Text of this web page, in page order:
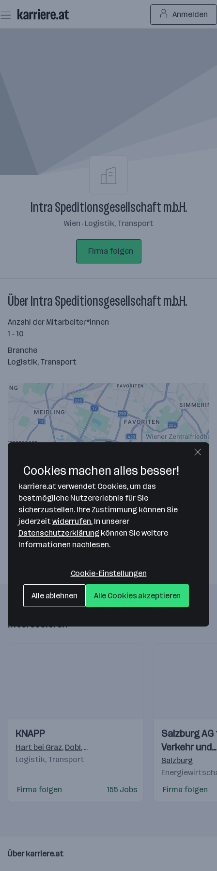
Seiteninhalt
springen
Anmelden
Intra Speditionsgesellschaft m.b.H.
Wien · Logistik, Transport
Firma folgen
Über Intra Speditionsgesellschaft m.b.H.
Anzahl der Mitarbeiter*innen
1 - 10
Branche
Logistik, Transport
Map data ©2026 Google
Intra Speditionsgesellschaft m.b.H.
Deuschstraße 5B
1230 Wien— Route berechnen
Folgende Firmen könnten dich auch
interessieren
Videos
Einblicke
Einblicke
KNAPP
Hart bei Graz, Dobl, Raaba-Grambach
Logistik, Transport
Firma folgen 155 Jobs
Videos
Einblicke
Einblicke
Salzburg
Verkehr und
Salzburg
Firma folgen
Über karriere.at
Cookies machen alles besser!
karriere.at verwendet Cookies, um das
bestmögliche Nutzererlebnis für Sie
sicherzustellen. Ihre Zustimmung können Sie
jederzeit widerrufen. In unserer
Datenschutzerklärung können Sie weitere
Informationen nachlesen.
Cookie-Einstellungen
Alle ablehnen Alle Cookies akzeptieren